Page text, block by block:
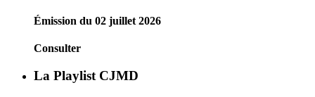
Émission du 02 juillet 2026
Consulter
La Playlist CJMD